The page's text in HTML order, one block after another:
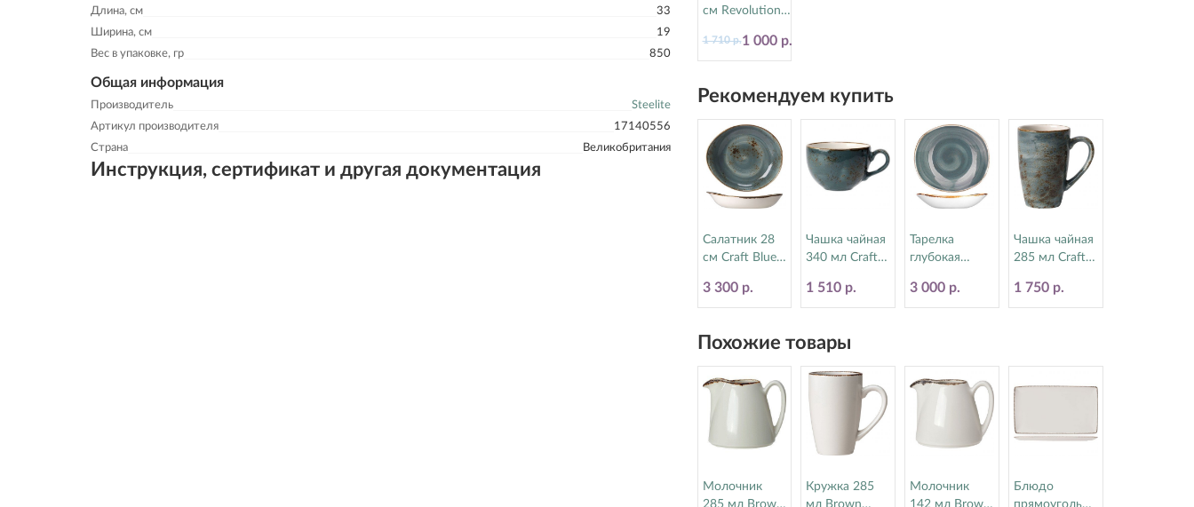
Длина, см
33
Ширина, см
19
Вес в упаковке, гр
850
Общая информация
Производитель
Steelite
Артикул производителя
17140556
Страна
Великобритания
Инструкция, сертификат и другая документация
см Revolution
Steelite
(Стилайт)
1 000 р.
1 710 р.
Рекомендуем купить
Салатник 28
см Craft Blue
(Стилайт)
11300523
3 300 р.
Чашка чайная
340 мл Craft
(Стилайт)
11300152
1 510 р.
Тарелка
глубокая
Craft Blue
Steelite
3 000 р.
Чашка чайная
285 мл Craft
(Стилайт)
11300592
1 750 р.
Похожие товары
Молочник
285 мл Brown
Кружка 285
мл Brown
Молочник
142 мл Brown
Блюдо
прямоугольно